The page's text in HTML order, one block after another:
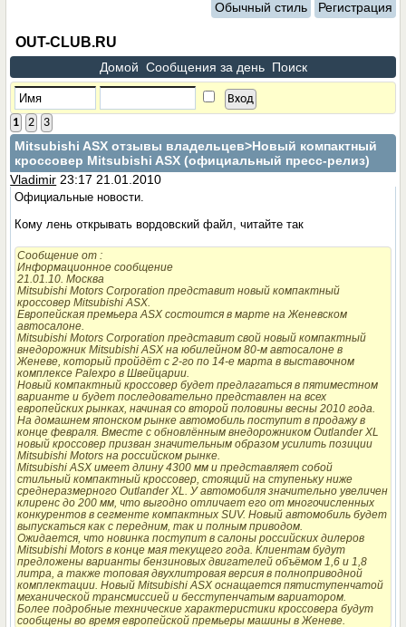
Обычный стиль Регистрация
OUT-CLUB.RU
Домой Сообщения за день Поиск
1 2 3
Mitsubishi ASX отзывы владельцев>Новый компактный
кроссовер Mitsubishi ASX (официальный пресс-релиз)
Vladimir 23:17 21.01.2010
Официальные новости.
Кому лень открывать вордовский файл, читайте так
Сообщение от :
Информационное сообщение
21.01.10. Москва
Mitsubishi Motors Corporation представит новый компактный
кроссовер Mitsubishi ASX.
Европейская премьера ASX состоится в марте на Женевском
автосалоне.
Mitsubishi Motors Corporation представит свой новый компактный
внедорожник Mitsubishi ASX на юбилейном 80-м автосалоне в
Женеве, который пройдёт с 2-го по 14-е марта в выставочном
комплексе Palexpo в Швейцарии.
Новый компактный кроссовер будет предлагаться в пятиместном
варианте и будет последовательно представлен на всех
европейских рынках, начиная со второй половины весны 2010 года.
На домашнем японском рынке автомобиль поступит в продажу в
конце февраля. Вместе с обновлённым внедорожником Outlander XL
новый кроссовер призван значительным образом усилить позиции
Mitsubishi Motors на российском рынке.
Mitsubishi ASX имеет длину 4300 мм и представляет собой
стильный компактный кроссовер, стоящий на ступеньку ниже
среднеразмерного Outlander XL. У автомобиля значительно увеличен
клиренс до 200 мм, что выгодно отличает его от многочисленных
конкурентов в сегменте компактных SUV. Новый автомобиль будет
выпускаться как с передним, так и полным приводом.
Ожидается, что новинка поступит в салоны российских дилеров
Mitsubishi Motors в конце мая текущего года. Клиентам будут
предложены варианты бензиновых двигателей объёмом 1,6 и 1,8
литра, а также топовая двухлитровая версия в полноприводной
комплектации. Новый Mitsubishi ASX оснащается пятиступенчатой
механической трансмиссией и бесступенчатым вариатором.
Более подробные технические характеристики кроссовера будут
сообщены во время европейской премьеры машины в Женеве.